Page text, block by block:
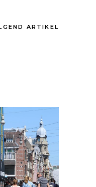
ARTIKEL